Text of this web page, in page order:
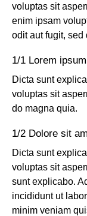
voluptas sit
enim ipsam
odit aut fugit, sed
1/1 Lorem ipsum
Dicta sunt
voluptas sit
do magna quia.
1/2 Dolore sit
Dicta sunt
voluptas sit
sunt explicabo.
incididunt ut
minim veniam